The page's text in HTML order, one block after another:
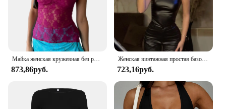
873,86руб.
Женская винтажная простая базовая майка Y2K из искусственной кожи с высокой талией, узкие топы без рукавов с разрезом, универсальные благородные рубашки
723,16руб.